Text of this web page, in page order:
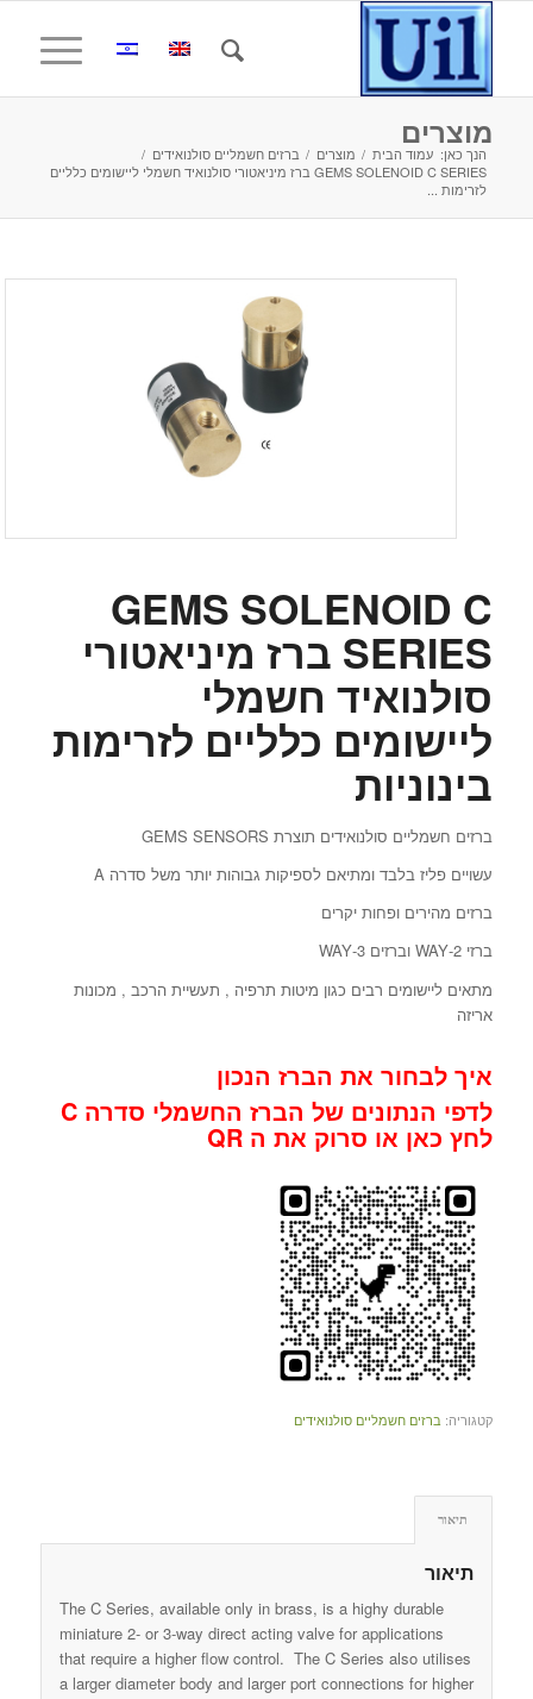
מוצרים
הנך כאן: עמוד הבית / מוצרים / ברזים חשמליים סולנואידים /
GEMS SOLENOID C SERIES ברז מיניאטורי סולנואיד חשמלי ליישומים כלליים
לזרימות ...
GEMS SOLENOID C
SERIES ברז מיניאטורי
סולנואיד חשמלי
ליישומים כלליים לזרימות
בינוניות
ברזים חשמליים סולנואידים תוצרת GEMS SENSORS
עשויים פליז בלבד ומתיאם לספיקות גבוהות יותר משל סדרה A
ברזים מהירים ופחות יקרים
ברזי 2-WAY וברזים 3-WAY
מתאים ליישומים רבים כגון מיטות תרפיה , תעשיית הרכב , מכונות
אריזה
איך לבחור את הברז הנכון
לדפי הנתונים של הברז החשמלי סדרה C
לחץ כאן או סרוק את ה QR
קטגוריה: ברזים חשמליים סולנואידים
תיאור
תיאור
The C Series, available only in brass, is a highy durable
miniature 2- or 3-way direct acting valve for applications
that require a higher flow control. The C Series also utilises
a larger diameter body and larger port connections for higher